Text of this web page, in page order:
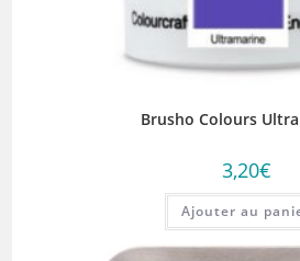
Brusho Colours
3,20€
Ajouter au